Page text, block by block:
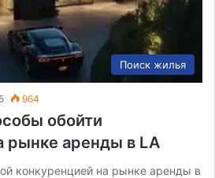
Поиск жилья
964
обойти
рынке аренды в LA
конкуренцией на рынке аренды в